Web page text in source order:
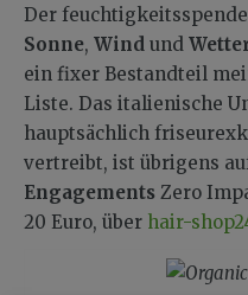
Der
Sonne, Wind und
ein fixer Bestandteil
Liste. Das italienische
hauptsächlich
vertreibt, ist übrigens
Engagements Zero
20 Euro, über hair-